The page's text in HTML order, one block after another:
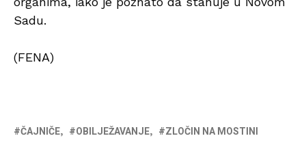
Sadu.
(FENA)
ČAJNIČE OBILJEŽAVANJE ZLOČIN NA MOSTINI